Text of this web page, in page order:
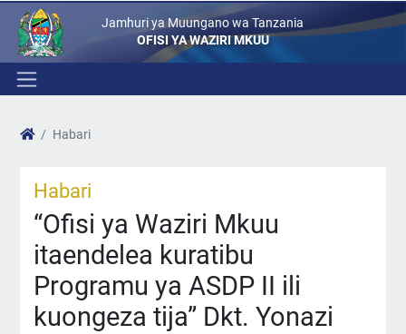
Jamhuri ya Muungano wa Tanzania
OFISI YA WAZIRI MKUU
Habari
Habari
“Ofisi ya Waziri Mkuu
itaendelea kuratibu
Programu ya ASDP II ili
kuongeza tija” Dkt. Yonazi